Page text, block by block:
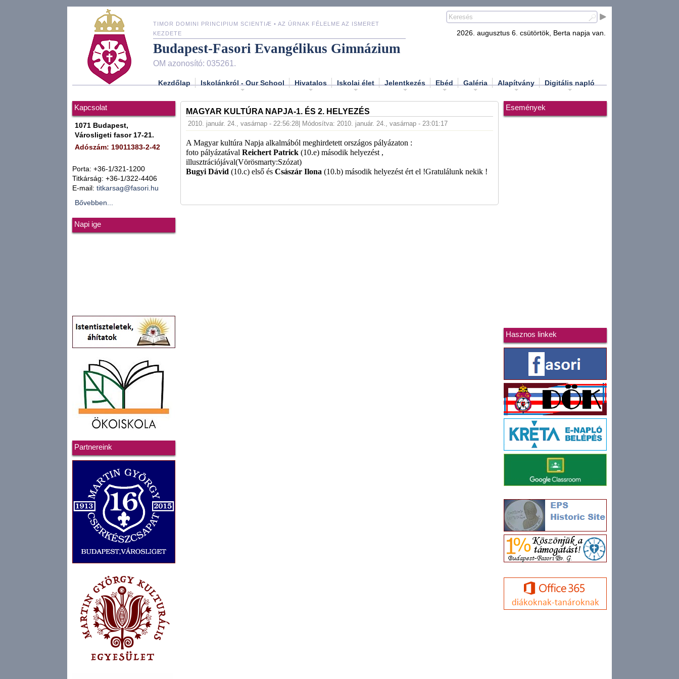
TIMOR DOMINI PRINCIPIUM SCIENTIÆ • AZ ÚRNAK FÉLELME AZ ISMERET
KEZDETE
Budapest-Fasori Evangélikus Gimnázium
OM azonosító: 035261.
2026. augusztus 6. csütörtök, Berta napja van.
Kezdőlap Iskolánkról - Our School Hivatalos Iskolai élet Jelentkezés Ebéd Galéria Alapítvány Digitális napló
Kapcsolat
1071 Budapest,
Városligeti fasor 17-21.
Adószám: 19011383-2-42
Porta: +36-1/321-1200
Titkárság: +36-1/322-4406
E-mail: titkarsag@fasori.hu
Bővebben...
Napi ige
Partnereink
MAGYAR KULTÚRA NAPJA-1. ÉS 2. HELYEZÉS
2010. január. 24., vasárnap - 22:56:28 | Módosítva: 2010. január. 24., vasárnap - 23:01:17
A Magyar kultúra Napja alkalmából meghirdetett országos pályázaton :
foto pályázatával Reichert Patrick (10.e) második helyezést ,
illusztrációjával(Vörösmarty:Szózat)
Bugyi Dávid (10.c) első és Császár Ilona (10.b) második helyezést ért el !Gratulálunk nekik !
Események
Hasznos linkek